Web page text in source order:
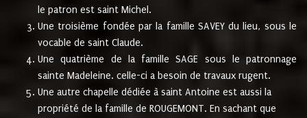
le patron est saint Michel.
Une troisième fondée par la famille SAVEY du lieu, sous le
vocable de saint Claude.
Une quatrième de la famille SAGE sous le patronnage
sainte Madeleine. celle-ci a besoin de travaux rugent.
Une autre chapelle dédiée à saint Antoine est aussi la
propriété de la famille de ROUGEMONT. En sachant que